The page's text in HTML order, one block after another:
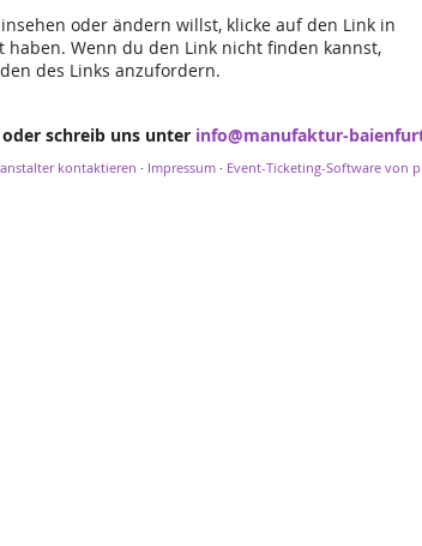
oder ändern willst, klicke auf den Link in
Wenn du den Link nicht finden kannst,
des Links anzufordern.
oder schreib uns unter info@manufaktur-
kontaktieren · Impressum· Event-Ticketing-Software von